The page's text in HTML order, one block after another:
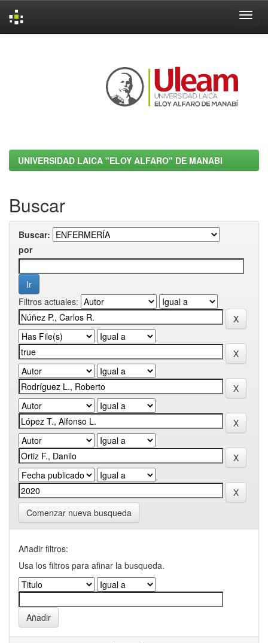
UNIVERSIDAD LAICA "ELOY ALFARO" DE MANABI
Buscar
Buscar:
por
Filtros actuales:
Comenzar nueva busqueda
Añadir filtros:
Usa los filtros para afinar la busqueda.